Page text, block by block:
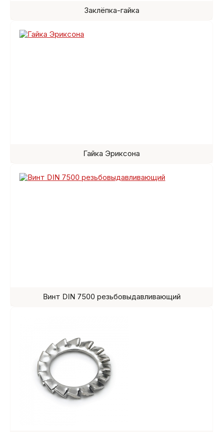
Заклёпка-гайка
Гайка Эриксона
Винт DIN 7500 резьбовыдавливающий